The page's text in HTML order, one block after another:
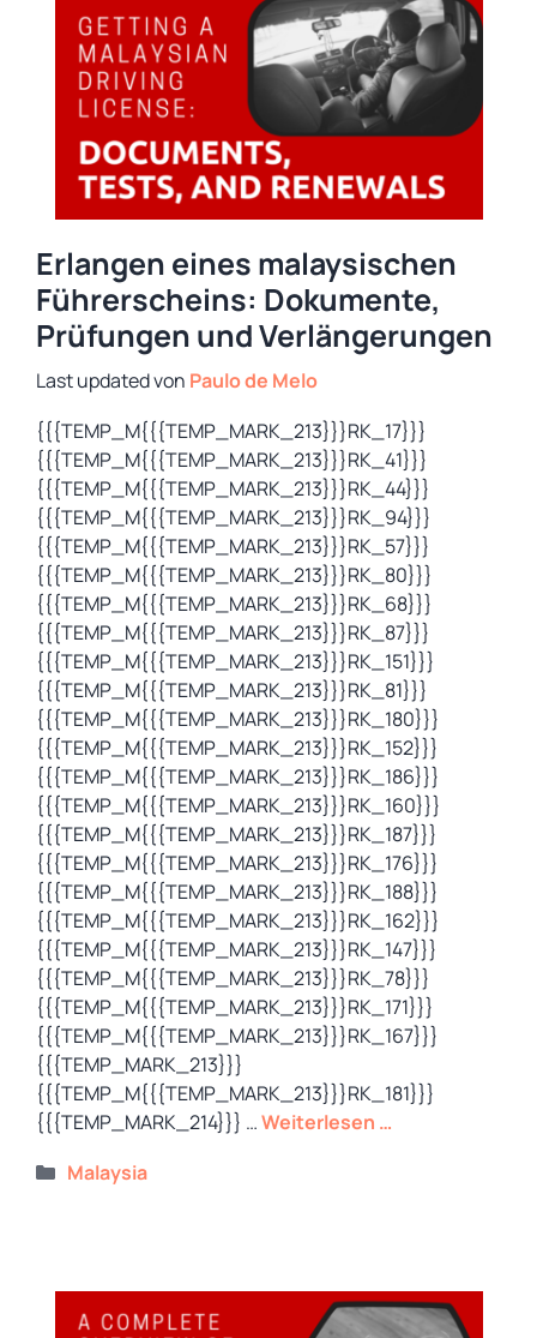
Erlangen eines malaysischen
Führerscheins: Dokumente,
Prüfungen und Verlängerungen
von Paulo de Melo
{{{TEMP_M{{{TEMP_MARK_213}}}RK_17}}}
{{{TEMP_M{{{TEMP_MARK_213}}}RK_41}}}
{{{TEMP_M{{{TEMP_MARK_213}}}RK_44}}}
{{{TEMP_M{{{TEMP_MARK_213}}}RK_94}}}
{{{TEMP_M{{{TEMP_MARK_213}}}RK_57}}}
{{{TEMP_M{{{TEMP_MARK_213}}}RK_80}}}
{{{TEMP_M{{{TEMP_MARK_213}}}RK_68}}}
{{{TEMP_M{{{TEMP_MARK_213}}}RK_87}}}
{{{TEMP_M{{{TEMP_MARK_213}}}RK_151}}}
{{{TEMP_M{{{TEMP_MARK_213}}}RK_81}}}
{{{TEMP_M{{{TEMP_MARK_213}}}RK_180}}}
{{{TEMP_M{{{TEMP_MARK_213}}}RK_152}}}
{{{TEMP_M{{{TEMP_MARK_213}}}RK_186}}}
{{{TEMP_M{{{TEMP_MARK_213}}}RK_160}}}
{{{TEMP_M{{{TEMP_MARK_213}}}RK_187}}}
{{{TEMP_M{{{TEMP_MARK_213}}}RK_176}}}
{{{TEMP_M{{{TEMP_MARK_213}}}RK_188}}}
{{{TEMP_M{{{TEMP_MARK_213}}}RK_162}}}
{{{TEMP_M{{{TEMP_MARK_213}}}RK_147}}}
{{{TEMP_M{{{TEMP_MARK_213}}}RK_78}}}
{{{TEMP_M{{{TEMP_MARK_213}}}RK_171}}}
{{{TEMP_M{{{TEMP_MARK_213}}}RK_167}}}
{{{TEMP_MARK_213}}}
{{{TEMP_M{{{TEMP_MARK_213}}}RK_181}}}
{{{TEMP_MARK_214}}} …Weiterlesen …
Kategorien
Malaysia